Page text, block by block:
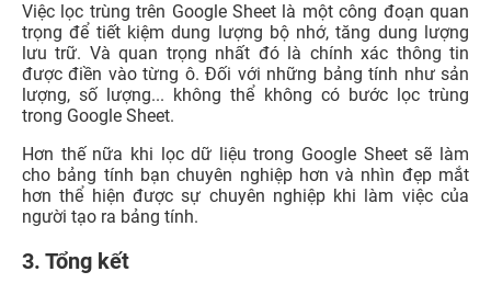
Việc lọc trùng trên Google Sheet là một công đoạn quan
trọng để tiết kiệm dung lượng bộ nhớ, tăng dung lượng
lưu trữ. Và quan trọng nhất đó là chính xác thông tin
được điền vào từng ô. Đối với những bảng tính như sản
lượng, số lượng... không thể không có bước lọc trùng
trong Google Sheet.
Hơn thế nữa khi lọc dữ liệu trong Google Sheet sẽ làm
cho bảng tính bạn chuyên nghiệp hơn và nhìn đẹp mắt
hơn thể hiện được sự chuyên nghiệp khi làm việc của
người tạo ra bảng tính.
3. Tổng kết